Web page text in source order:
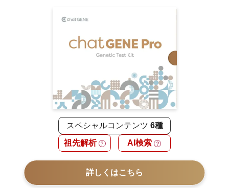
スペシャルコンテンツ 6種
祖先解析 ？ AI検索 ？
詳しくはこちら